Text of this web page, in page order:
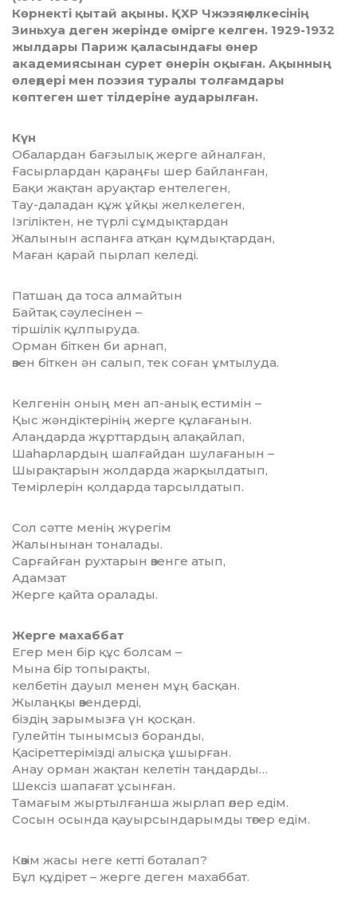
Көрнекті қытай ақыны. ҚХР Чжэзяң өлкесінің
Зиньхуа деген жерінде өмірге келген. 1929-1932
жылдары Париж қаласындағы өнер
академиясынан сурет өнерін оқыған. Ақынның
өлеңдері мен поэзия туралы толғамдары
көптеген шет тілдеріне аударылған.
Күн
Обалардан бағзылық жерге айналған,
Ғасырлардан қараңғы шер байланған,
Бақи жақтан аруақтар ентелеген,
Тау-даладан құж ұйқы желкелеген,
Ізгіліктен, не түрлі сұмдықтардан
Жалынын аспанға атқан құмдықтардан,
Маған қарай пырлап келеді.
Патшаң да тоса алмайтын
Байтақ сәулесінен –
тіршілік құлпыруда.
Орман біткен би арнап,
өзен біткен ән салып, тек соған ұмтылуда.
Келгенін оның мен ап-анық естимін –
Қыс жәндіктерінің жерге құлағанын.
Алаңдарда жұрттардың алақайлап,
Шаһарлардың шалғайдан шулағанын –
Шырақтарын жолдарда жарқылдатып,
Темірлерін қолдарда тарсылдатып.
Сол сәтте менің жүрегім
Жалынынан тоналады.
Сарғайған рухтарын өзенге атып,
Адамзат
Жерге қайта оралады.
Жерге махаббат
Егер мен бір құс болсам –
Мына бір топырақты,
келбетін дауыл менен мұң басқан.
Жылаңқы өзендерді,
біздің зарымызға үн қосқан.
Гулейтін тынымсыз боранды,
Қасіреттерімізді алысқа ұшырған.
Анау орман жақтан келетін таңдарды…
Шексіз шапағат ұсынған.
Тамағым жыртылғанша жырлап өлер едім.
Сосын осында қауырсындарымды төгер едім.
Көзім жасы неге кетті боталап?
Бұл құдірет – жерге деген махаббат.